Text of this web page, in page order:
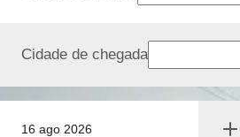
16 ago 2026
Cidade de chegada